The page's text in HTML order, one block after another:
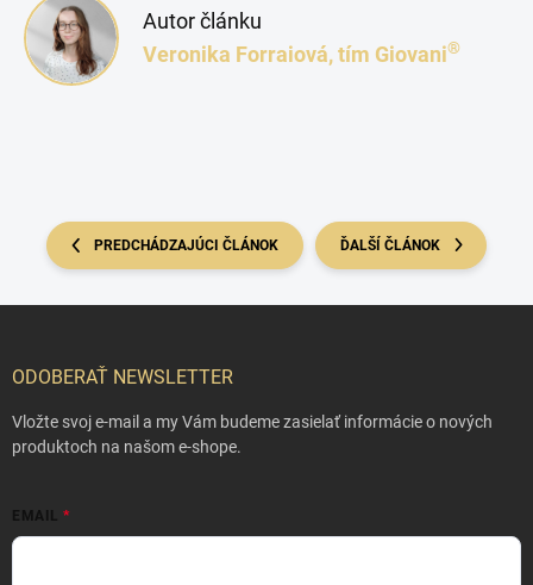
Autor článku
Veronika Forraiová, tím Giovani®
PREDCHÁDZAJÚCI ČLÁNOK ĎALŠÍ ČLÁNOK
ODOBERAŤ NEWSLETTER
Vložte svoj e-mail a my Vám budeme zasielať informácie o nových
produktoch na našom e-shope.
EMAIL